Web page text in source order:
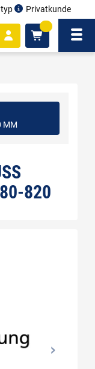
Privatkunde
MM
L
820